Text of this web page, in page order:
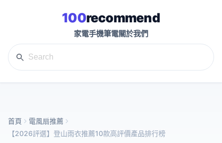
100recommend
家電手機筆電關於我們
首頁
電風扇推薦
【2026評選】登山雨衣推薦10款高評價產品排行榜